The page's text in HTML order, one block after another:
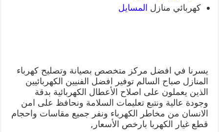
كهربائي منازل المسايل
يسرنا في افضل مركز متخصص بصيانة وتصليح كهرباء
المنازل صباح السالم توفير افضل الفنيين الكهربائيين
الذين يعملون على اصلاح الأعطال الكهربائية بدقة
وجودة عالية ونتبع تعليمات السلامة ونحافظ على امن
الانسان من مخاطر الكهرباء ونفر جميع مقاسات واحجام
قطع غيار الكهربا بارخص الأسعار,